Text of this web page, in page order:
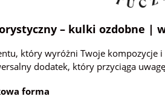
– kulki ozdobne |
który wyróżni Twoje kompozycje
dodatek, który przyciąga
forma